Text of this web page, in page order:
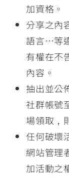
加資格。
分享之內
語言…等
有權在不
內容。
抽出並公
社群帳號
場領取，
任何破壞
網站管理
加活動之